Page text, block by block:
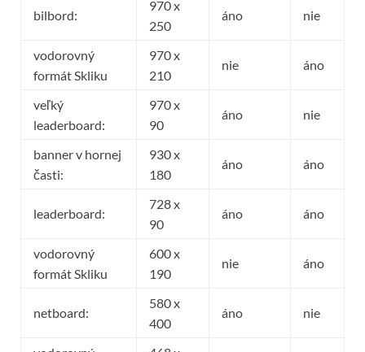
bilbord:
970 x
250
áno nie
vodorovný
formát Skliku
970 x
210
nie áno
veľký
leaderboard:
970 x
90
áno nie
banner v hornej
časti:
930 x
180
áno áno
leaderboard:
728 x
90
áno áno
vodorovný
formát Skliku
600 x
190
nie áno
netboard:
580 x
400
áno nie